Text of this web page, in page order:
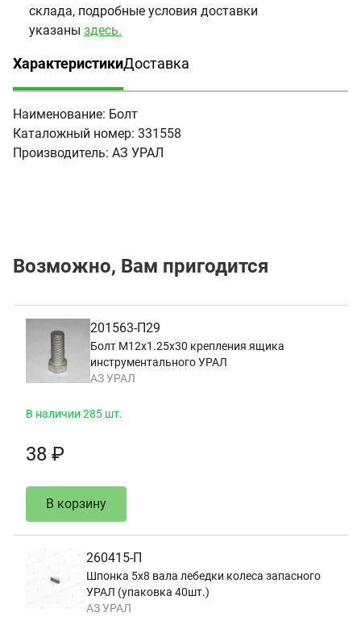
склада, подробные условия доставки
указаны здесь.
Характеристики
(активная вкладка)
Доставка
Наименование: Болт
Каталожный номер: 331558
Производитель: АЗ УРАЛ
Возможно, Вам пригодится
201563-П29
Болт М12х1.25х30 крепления ящика
инструментального УРАЛ
АЗ УРАЛ
В наличии 285 шт.
38 ₽
В корзину
260415-П
Шпонка 5х8 вала лебедки колеса запасного
УРАЛ (упаковка 40шт.)
АЗ УРАЛ